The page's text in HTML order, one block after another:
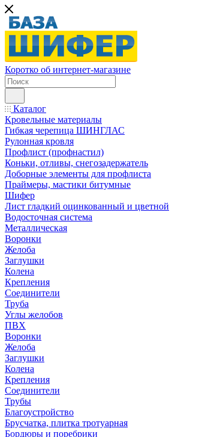
Коротко об интернет-магазине
Каталог
Кровельные материалы
Гибкая черепица ШИНГЛАС
Рулонная кровля
Профлист (профнастил)
Коньки, отливы, снегозадержатель
Доборные элементы для профлиста
Праймеры, мастики битумные
Шифер
Лист гладкий оцинкованный и цветной
Водосточная система
Металлическая
Воронки
Желоба
Заглушки
Колена
Крепления
Соединители
Труба
Углы желобов
ПВХ
Воронки
Желоба
Заглушки
Колена
Крепления
Соединители
Трубы
Благоустройство
Брусчатка, плитка тротуарная
Бордюры и поребрики